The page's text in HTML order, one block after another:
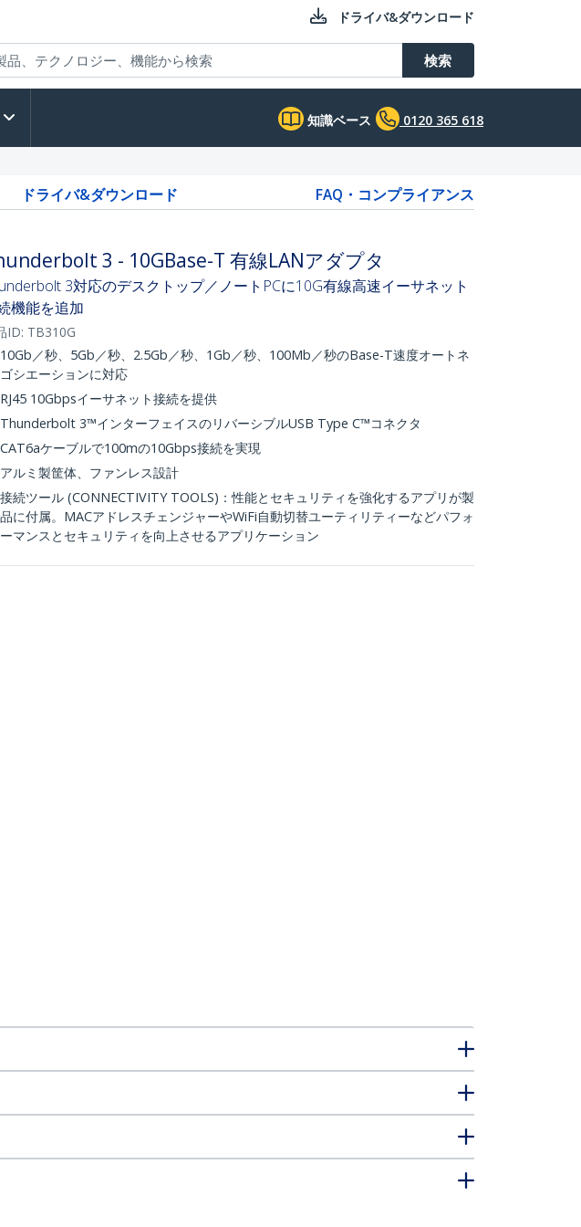
ドライバ&ダウンロード
検索
知識ベース 0120 365 618
ドライバ&ダウンロード
FAQ・コンプライアンス
3 - 10GBase-T 有線LANアダプタ
3対応のデスクトップ／ノートPCに10G有線高速イーサネット
機能を追加
ID: TB310G
10Gb／秒、5Gb／秒、2.5Gb／秒、1Gb／秒、100Mb／秒のBase-T速度オートネ
ゴシエーションに対応
RJ45 10Gbpsイーサネット接続を提供
Thunderbolt 3™インターフェイスのリバーシブルUSB Type C™コネクタ
CAT6aケーブルで100mの10Gbps接続を実現
アルミ製筐体、ファンレス設計
接続ツール (CONNECTIVITY TOOLS)：性能とセキュリティを強化するアプリが製
品に付属。MACアドレスチェンジャーやWiFi自動切替ユーティリティーなどパフォ
ーマンスとセキュリティを向上させるアプリケーション